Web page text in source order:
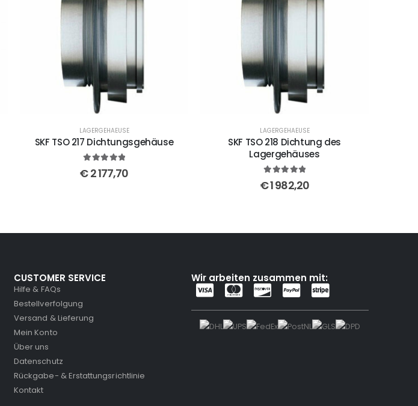
LAGERGEHAEUSE
SKF TSO 217 Dichtungsgehäuse
out of 5
€2 177,70
LAGERGEHAEUSE
SKF TSO 218 Dichtung des
Lagergehäuses
out of 5
€1 982,20
CUSTOMER SERVICE
Hilfe & FAQs
Bestellverfolgung
Versand & Lieferung
Mein Konto
Über uns
Datenschutz
Rückgabe- & Erstattungsrichtlinie
Kontakt
Wir arbeiten zusammen mit: